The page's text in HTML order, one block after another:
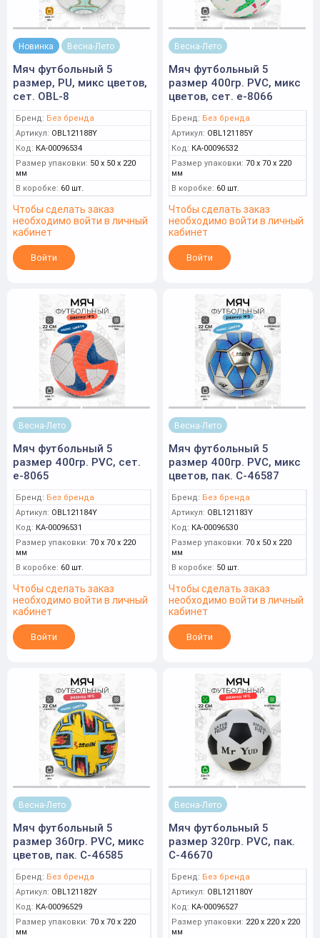
Новинка Весна-Лето
Мяч футбольный 5
размер, PU, микс цветов,
сет. OBL-8
Бренд: Без бренда
Артикул: OBL121188Y
Код: КА-00096534
Размер упаковки: 50 x 50 x 220
мм
В коробке: 60 шт.
Чтобы сделать заказ
необходимо войти в личный
кабинет
Войти
Весна-Лето
Мяч футбольный 5
размер 400гр. PVC, микс
цветов, сет. е-8066
Бренд: Без бренда
Артикул: OBL121185Y
Код: КА-00096532
Размер упаковки: 70 x 70 x 220
мм
В коробке: 60 шт.
Чтобы сделать заказ
необходимо войти в личный
кабинет
Войти
Весна-Лето
Мяч футбольный 5
размер 400гр. PVC, сет.
е-8065
Бренд: Без бренда
Артикул: OBL121184Y
Код: КА-00096531
Размер упаковки: 70 x 70 x 220
мм
В коробке: 60 шт.
Чтобы сделать заказ
необходимо войти в личный
кабинет
Войти
Весна-Лето
Мяч футбольный 5
размер 400гр. PVC, микс
цветов, пак. C-46587
Бренд: Без бренда
Артикул: OBL121183Y
Код: КА-00096530
Размер упаковки: 70 x 50 x 220
мм
В коробке: 50 шт.
Чтобы сделать заказ
необходимо войти в личный
кабинет
Войти
Весна-Лето
Мяч футбольный 5
размер 360гр. PVC, микс
цветов, пак. C-46585
Бренд: Без бренда
Артикул: OBL121182Y
Код: КА-00096529
Размер упаковки: 70 x 70 x 220
мм
Весна-Лето
Мяч футбольный 5
размер 320гр. PVC, пак.
C-46670
Бренд: Без бренда
Артикул: OBL121180Y
Код: КА-00096527
Размер упаковки: 220 x 220 x 220
мм